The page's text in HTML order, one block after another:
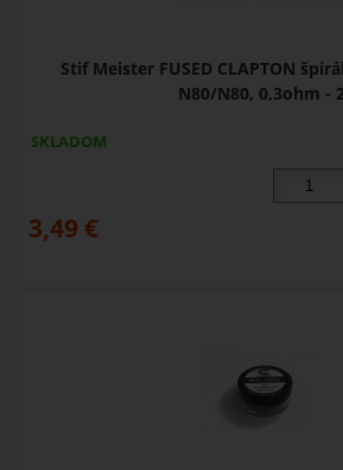
Stif Meister FUSED CLAPTON
N80/N80, 0,3ohm -
SKLADOM
3,49 €